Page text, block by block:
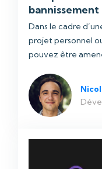
bannissement
Dans le cadre
projet personnel
pouvez être